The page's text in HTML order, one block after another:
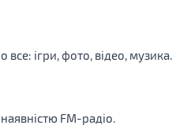
ігри, фото, відео, музика.
FM-радіо.